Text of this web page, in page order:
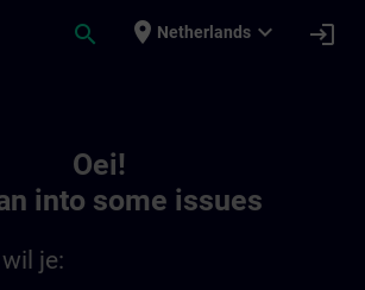
search place Netherlands expand_more login
Oei!
into some issues
je: